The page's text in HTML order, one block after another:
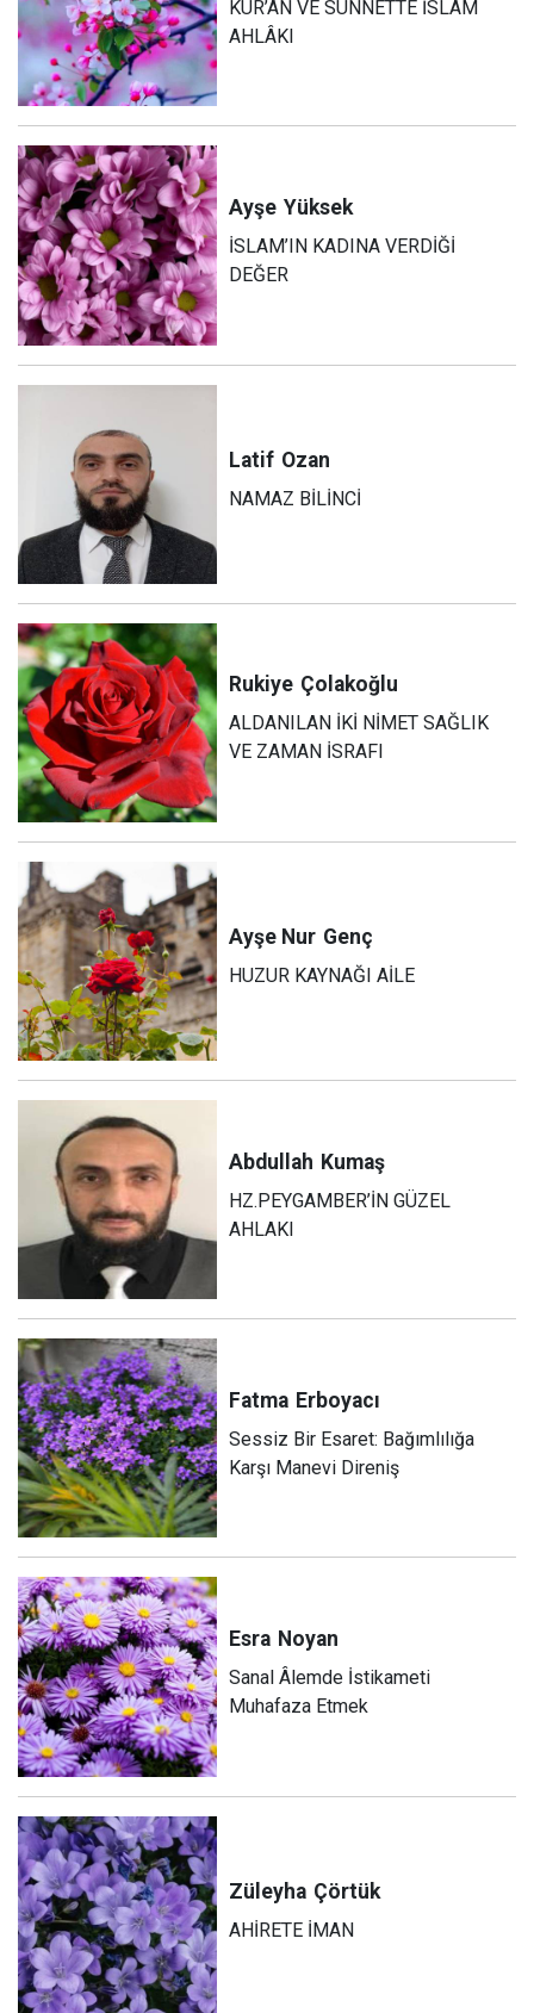
KUR’AN VE SÜNNETTE İSLAM
AHLÂKI
Ayşe Yüksek
İSLAM’IN KADINA VERDİĞİ
DEĞER
Latif Ozan
NAMAZ BİLİNCİ
Rukiye Çolakoğlu
ALDANILAN İKİ NİMET SAĞLIK
VE ZAMAN İSRAFI
Ayşe Nur Genç
HUZUR KAYNAĞI AİLE
Abdullah Kumaş
HZ.PEYGAMBER’İN GÜZEL
AHLAKI
Fatma Erboyacı
Sessiz Bir Esaret: Bağımlılığa
Karşı Manevi Direniş
Esra Noyan
Sanal Âlemde İstikameti
Muhafaza Etmek
Züleyha Çörtük
AHİRETE İMAN